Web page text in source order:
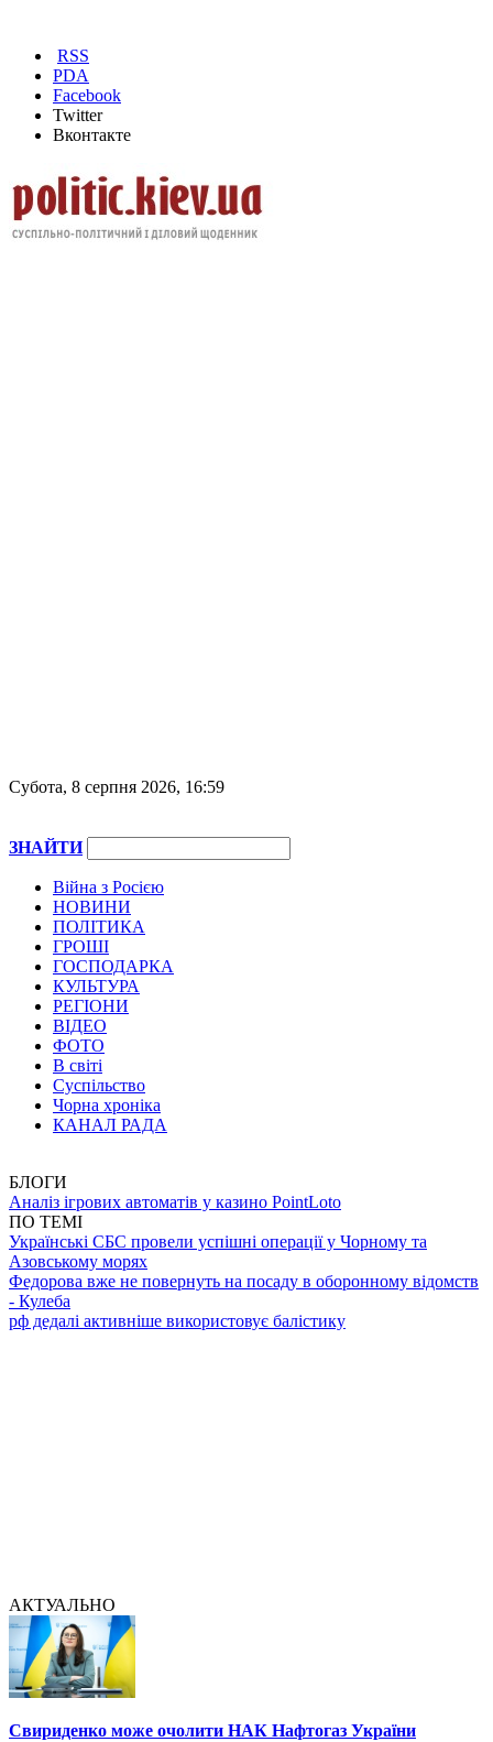
RSS
PDA
Facebook
Twitter
Вконтакте
Субота, 8 серпня 2026, 16:59
ЗНАЙТИ
Війна з Росією
НОВИНИ
ПОЛІТИКА
ГРОШІ
ГОСПОДАРКА
КУЛЬТУРА
РЕГІОНИ
ВІДЕО
ФОТО
В світі
Суспільство
Чорна хроніка
КАНАЛ РАДА
БЛОГИ
Аналіз ігрових автоматів у казино PointLoto
ПО ТЕМІ
Українські СБС провели успішні операції у Чорному та
Азовському морях
Федорова вже не повернуть на посаду в оборонному відомств
- Кулеба
рф дедалі активніше використовує балістику
АКТУАЛЬНО
Свириденко може очолити НАК Нафтогаз України